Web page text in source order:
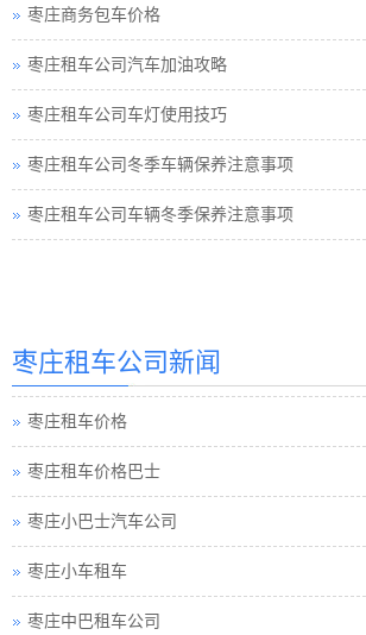
枣庄商务包车价格
枣庄租车公司汽车加油攻略
枣庄租车公司车灯使用技巧
枣庄租车公司冬季车辆保养注意事项
枣庄租车公司车辆冬季保养注意事项
枣庄租车公司新闻
枣庄汽车租赁公司
枣庄租车价格
枣庄租车价格巴士
枣庄小巴士汽车公司
枣庄小车租车
枣庄中巴租车公司